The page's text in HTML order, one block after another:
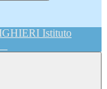
Istituto